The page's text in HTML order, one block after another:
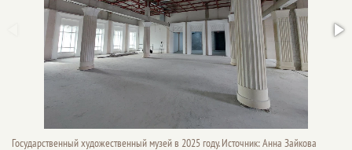
Государственный художественный музей в 2025 году. Источник: Анна Зайкова